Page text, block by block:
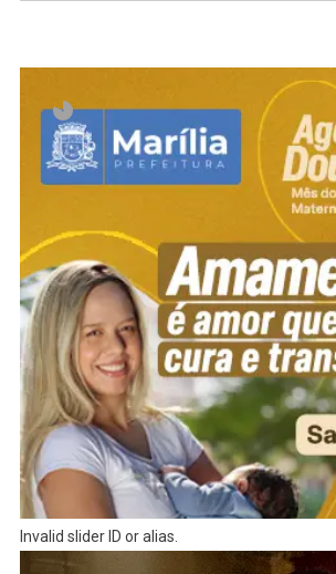
Invalid slider ID or alias.